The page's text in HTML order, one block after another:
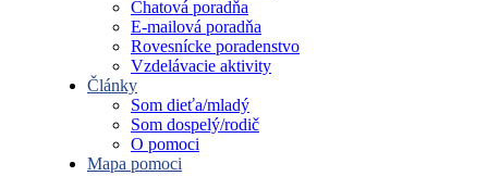
Chatová poradňa
E-mailová poradňa
Rovesnícke poradenstvo
Vzdelávacie aktivity
Články
Som dieťa/mladý
Som dospelý/rodič
O pomoci
Mapa pomoci